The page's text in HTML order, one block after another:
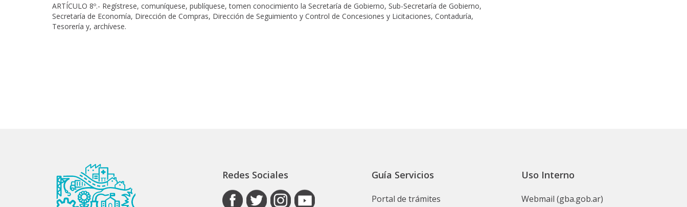
ARTÍCULO 8º.- Regístrese, comuníquese, publíquese, tomen conocimiento la Secretaría de Gobierno, Sub-Secretaría de Gobierno,
Secretaría de Economía, Dirección de Compras, Dirección de Seguimiento y Control de Concesiones y Licitaciones, Contaduría,
Tesorería y, archívese.
Redes Sociales Guía Servicios
Portal de trámites
Uso Interno
Webmail (gba.gob.ar)